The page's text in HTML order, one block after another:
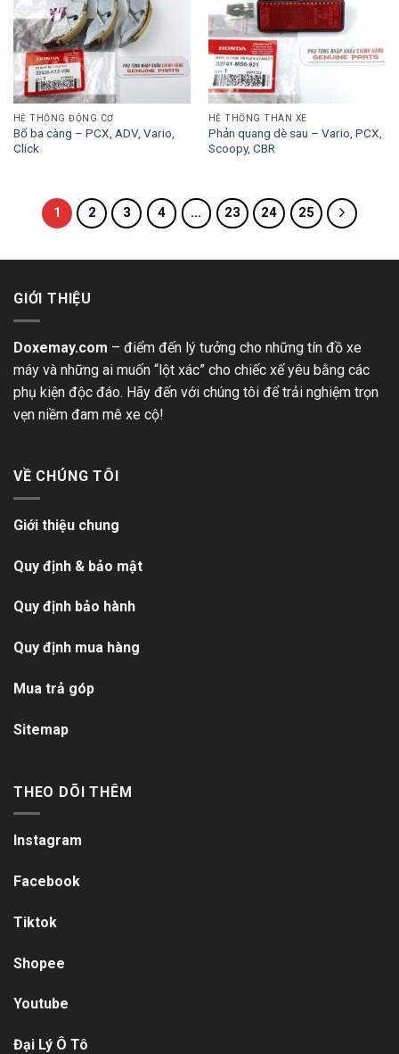
HỆ THỐNG ĐỘNG CƠ
Bố ba càng – PCX, ADV, Vario,
Click
HỆ THỐNG THÂN XE
Phản quang dè sau – Vario, PCX,
Scoopy, CBR
1 2 3 4 … 23 24 25
GIỚI THIỆU
Doxemay.com – điểm đến lý tưởng cho những tín đồ xe
máy và những ai muốn “lột xác” cho chiếc xế yêu bằng các
phụ kiện độc đáo. Hãy đến với chúng tôi để trải nghiệm trọn
vẹn niềm đam mê xe cộ!
VỀ CHÚNG TÔI
Giới thiệu chung
Quy định & bảo mật
Quy định bảo hành
Quy định mua hàng
Mua trả góp
Sitemap
THEO DÕI THÊM
Instagram
Facebook
Tiktok
Shopee
Youtube
Đại Lý Ô Tô